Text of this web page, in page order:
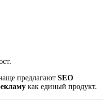
предлагают SEO
как единый продукт.